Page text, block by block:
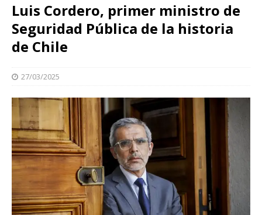
Luis Cordero, primer ministro de
Seguridad Pública de la historia
de Chile
27/03/2025